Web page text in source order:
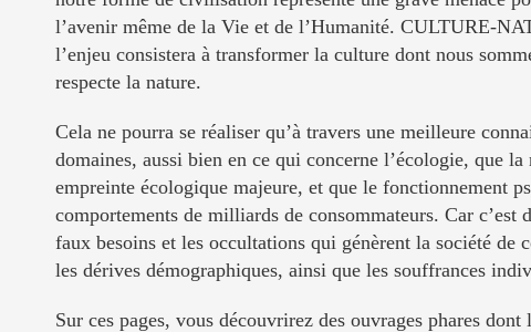
l’avenir même de la Vie et de l’Humanité. CULTURE-
l’enjeu consistera à transformer la culture dont nous
respecte la nature.
Cela ne pourra se réaliser qu’à travers une meilleure
domaines, aussi bien en ce qui concerne l’écologie, que
empreinte écologique majeure, et que le fonctionnement
comportements de milliards de consommateurs. Car c’est
faux besoins et les occultations qui génèrent la société de
les dérives démographiques, ainsi que les souffrances
Sur ces pages, vous découvrirez des ouvrages phares